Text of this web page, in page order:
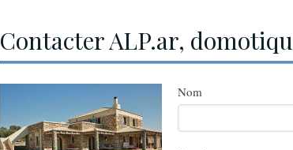
Contacter ALP.ar,
Nom